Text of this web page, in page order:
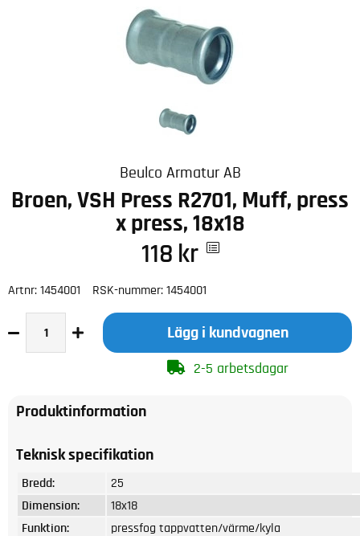
Beulco Armatur AB
Broen, VSH Press R2701, Muff, press
x press, 18x18
118 kr
Artnr: 1454001 RSK-nummer: 1454001
Lägg i kundvagnen
2-5 arbetsdagar
Produktinformation
Teknisk specifikation
Bredd:
25
Dimension:
18x18
Funktion:
pressfog tappvatten/värme/kyla